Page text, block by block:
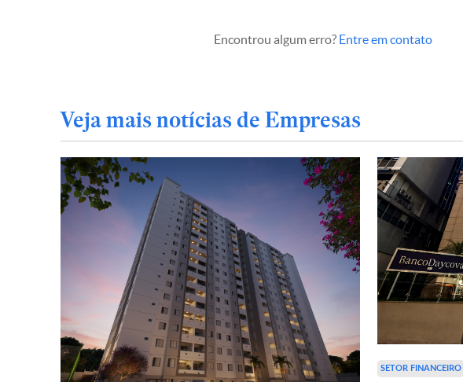
Encontrou algum erro? Entre em contato
Veja mais notícias de Empresas
SETOR FINANCEIRO